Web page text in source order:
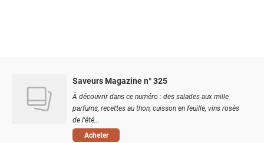
Saveurs Magazine n° 325
À découvrir dans ce numéro : des salades aux mille
parfums, recettes au thon, cuisson en feuille, vins rosés
de l'été...
Acheter